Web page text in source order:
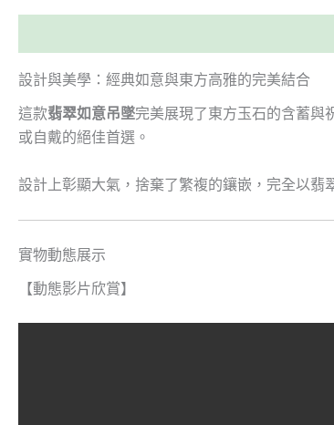
設計與美學：經典如意與東方高雅的完美結合
這款翡翠如意吊墜完美展現了東方玉石的含蓄與
或自戴的絕佳首選。
設計上彰顯大氣，捨棄了繁複的鑲嵌，完全以翡
實物動態展示
【動態影片欣賞】